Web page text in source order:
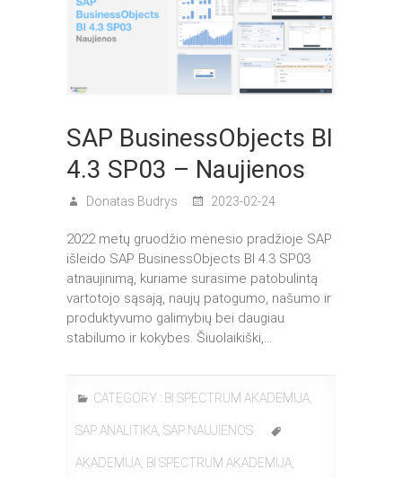
SAP BusinessObjects BI
4.3 SP03 – Naujienos
Donatas Budrys 2023-02-24
2022 metų gruodžio mėnesio pradžioje SAP
išleido SAP BusinessObjects BI 4.3 SP03
atnaujinimą, kuriame surasime patobulintą
vartotojo sąsają, naujų patogumo, našumo ir
produktyvumo galimybių bei daugiau
stabilumo ir kokybės. Šiuolaikiški,…
CATEGORY : BI SPECTRUM AKADEMIJA
SAP ANALITIKA SAP NAUJIENOS
AKADEMIJA BI SPECTRUM AKADEMIJA